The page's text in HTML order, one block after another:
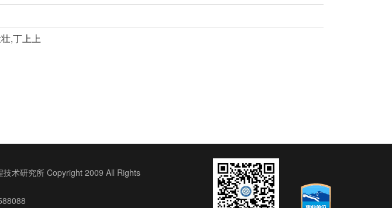
,丁上上
术研究所 Copyright 2009 All Rights